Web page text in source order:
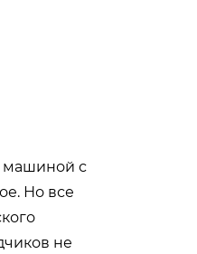
машиной с
Но все
не